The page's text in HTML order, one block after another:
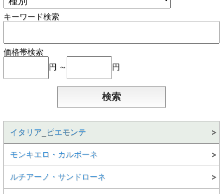
キーワード検索
価格帯検索
円 ～
円
イタリア_ピエモンテ
モンキエロ・カルボーネ
ルチアーノ・サンドローネ